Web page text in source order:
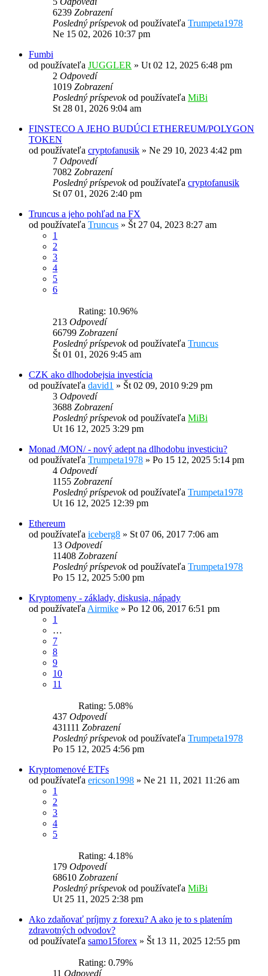
6239 Zobrazení
Posledný príspevokod používateľa Trumpeta1978
Ne 15 02, 2026 10:37 pm
Fumbi
od používateľa JUGGLER » Ut 02 12, 2025 6:48 pm
2 Odpovedí
1019 Zobrazení
Posledný príspevokod používateľa MiBi
St 28 01, 2026 9:04 am
FINSTECO A JEHO BUDÚCI ETHEREUM/POLYGON
TOKEN
od používateľa cryptofanusik » Ne 29 10, 2023 4:42 pm
7 Odpovedí
7082 Zobrazení
Posledný príspevokod používateľa cryptofanusik
St 07 01, 2026 2:40 pm
Truncus a jeho pohľad na FX
od používateľa Truncus » Št 27 04, 2023 8:27 am
1
2
3
4
5
6
Rating: 10.96%
213 Odpovedí
66799 Zobrazení
Posledný príspevokod používateľa Truncus
Št 01 01, 2026 9:45 am
CZK ako dlhodobejsia investícia
od používateľa david1 » Št 02 09, 2010 9:29 pm
3 Odpovedí
3688 Zobrazení
Posledný príspevokod používateľa MiBi
Ut 16 12, 2025 3:29 pm
Monad /MON/ - nový adept na dlhodobu investiciu?
od používateľa Trumpeta1978 » Po 15 12, 2025 5:14 pm
4 Odpovedí
1155 Zobrazení
Posledný príspevokod používateľa Trumpeta1978
Ut 16 12, 2025 12:39 pm
Ethereum
od používateľa iceberg8 » St 07 06, 2017 7:06 am
13 Odpovedí
11408 Zobrazení
Posledný príspevokod používateľa Trumpeta1978
Po 15 12, 2025 5:00 pm
Kryptomeny - základy, diskusia, nápady
od používateľaAirmike » Po 12 06, 2017 6:51 pm
1
…
7
8
9
10
11
Rating: 5.08%
437 Odpovedí
431111 Zobrazení
Posledný príspevokod používateľa Trumpeta1978
Po 15 12, 2025 4:56 pm
Kryptomenové ETFs
od používateľa ericson1998 » Ne 21 11, 2021 11:26 am
1
2
3
4
5
Rating: 4.18%
179 Odpovedí
68610 Zobrazení
Posledný príspevokod používateľa MiBi
Ut 25 11, 2025 2:38 pm
Ako zdaňovať príjmy z forexu? A ako je to s platením
zdravotných odvodov?
od používateľa samo15forex » Št 13 11, 2025 12:55 pm
Rating: 0.79%
11 Odpovedí